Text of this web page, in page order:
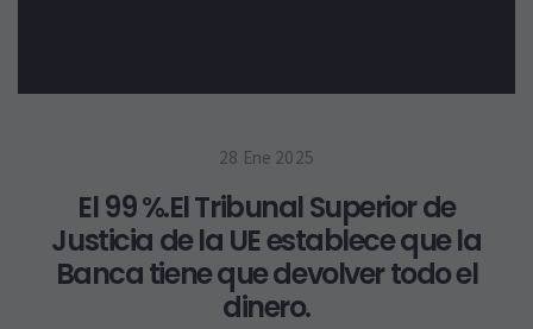
28 Ene 2025
El 99 %.El Tribunal Superior de
Justicia de la UE establece que la
Banca tiene que devolver todo el
dinero.